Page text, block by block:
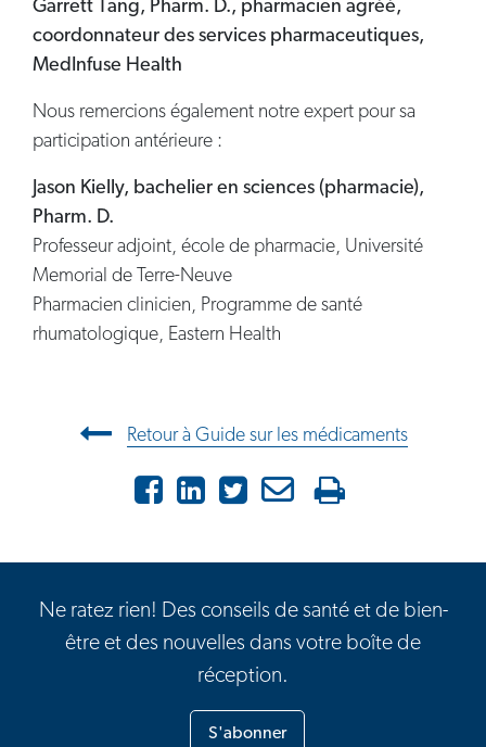
Garrett Tang, Pharm. D., pharmacien agréé,
coordonnateur des services pharmaceutiques,
MedInfuse Health
Nous remercions également notre expert pour sa
participation antérieure :
Jason Kielly, bachelier en sciences (pharmacie),
Pharm. D.
Professeur adjoint, école de pharmacie, Université
Memorial de Terre-Neuve
Pharmacien clinicien, Programme de santé
rhumatologique, Eastern Health
Navigation entre les articles
Retour à Guide sur les médicaments
FacebookLinkedIn
X Courriel
Ne ratez rien! Des conseils de santé et de bien-
être et des nouvelles dans votre boîte de
réception.
S'abonner